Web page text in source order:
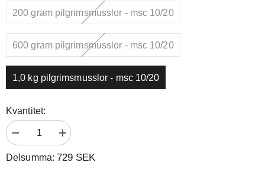
729 SEK
200 gram pilgrimsmusslor - msc 10/20
600 gram pilgrimsmusslor - msc 10/20
1,0 kg pilgrimsmusslor - msc 10/20
Kvantitet:
Minska
mängden
för
Pilgrimsmusslor
Öka
kvantiteten
för
Pilgrimsmusslor
Delsumma: 729 SEK